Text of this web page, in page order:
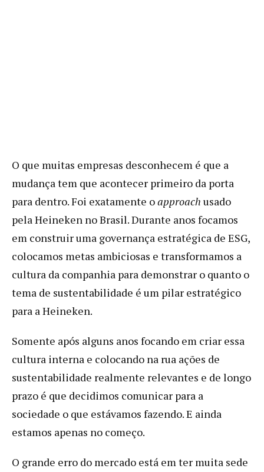
O que muitas empresas desconhecem é que a
mudança tem que acontecer primeiro da porta
para dentro. Foi exatamente oapproach usado
pela Heineken no Brasil. Durante anos focamos
em construir uma governança estratégica de ESG,
colocamos metas ambiciosas e transformamos a
cultura da companhia para demonstrar o quanto o
tema de sustentabilidade é um pilar estratégico
para a Heineken.
Somente após alguns anos focando em criar essa
cultura interna e colocando na rua ações de
sustentabilidade realmente relevantes e de longo
prazo é que decidimos comunicar para a
sociedade o que estávamos fazendo. E ainda
estamos apenas no começo.
O grande erro do mercado está em ter muita sede